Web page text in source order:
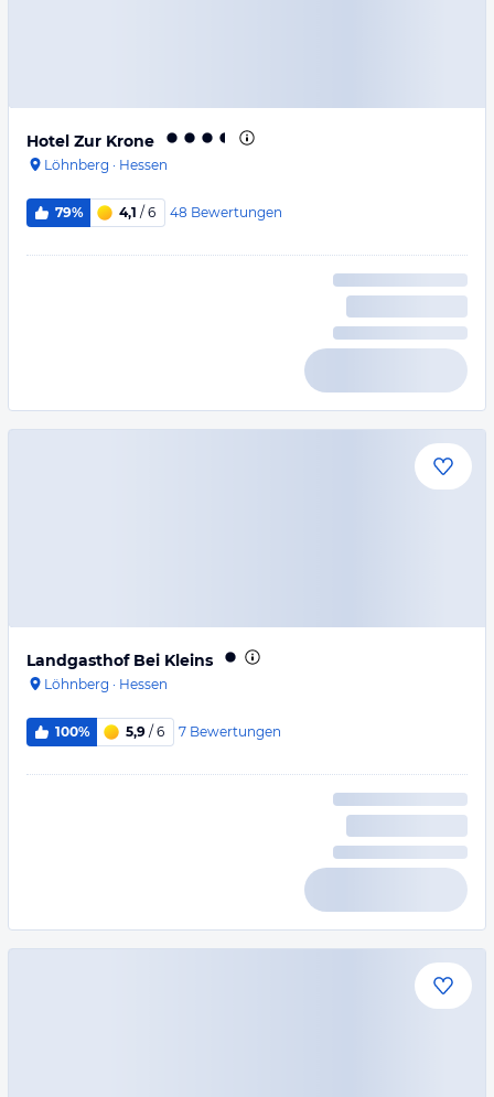
Hotel Zur Krone
Löhnberg · Hessen
79% 4,1 / 6 48 Bewertungen
Landgasthof Bei Kleins
Löhnberg · Hessen
100% 5,9 / 6 7 Bewertungen